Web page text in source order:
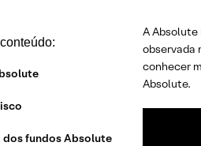
dos fundos Absolute
A Absolute
observada
conhecer
Absolute.